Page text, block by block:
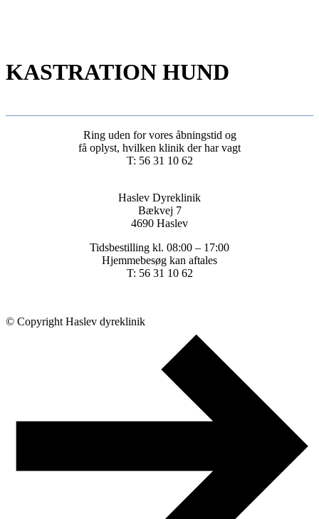
KASTRATION HUND
Ring uden for vores åbningstid og
få oplyst, hvilken klinik der har vagt
T: 56 31 10 62
Haslev Dyreklinik
Bækvej 7
4690 Haslev
Tidsbestilling kl. 08:00 – 17:00
Hjemmebesøg kan aftales
T: 56 31 10 62
© Copyright Haslev dyreklinik